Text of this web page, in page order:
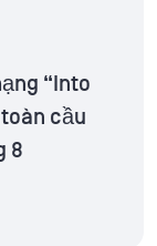
“Into
toàn cầu
8